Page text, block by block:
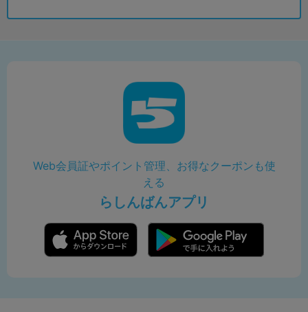
Web会員証やポイント管理、お得なクーポンも使
える
らしんばんアプリ